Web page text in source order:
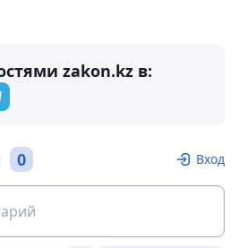
zakon.kz в:
0 Вход